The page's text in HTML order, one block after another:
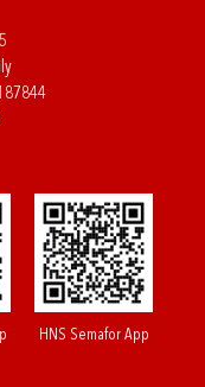
HNS Semafor App